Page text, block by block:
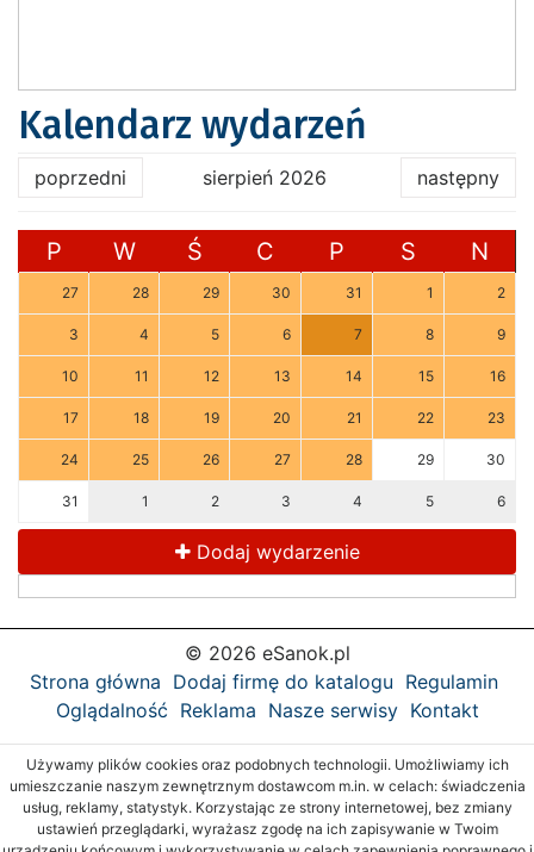
Kalendarz wydarzeń
poprzedni sierpień 2026 następny
P W Ś C P S N
27 28 29 30 31 1 2
3 4 5 6 7 8 9
10 11 12 13 14 15 16
17 18 19 20 21 22 23
24 25 26 27 28 29 30
31 1 2 3 4 5 6
Dodaj wydarzenie
© 2026 eSanok.pl
Strona główna Dodaj firmę do katalogu Regulamin
Oglądalność Reklama Nasze serwisy Kontakt
Używamy plików cookies oraz podobnych technologii. Umożliwiamy ich
umieszczanie naszym zewnętrznym dostawcom m.in. w celach: świadczenia
usług, reklamy, statystyk. Korzystając ze strony internetowej, bez zmiany
ustawień przeglądarki, wyrażasz zgodę na ich zapisywanie w Twoim